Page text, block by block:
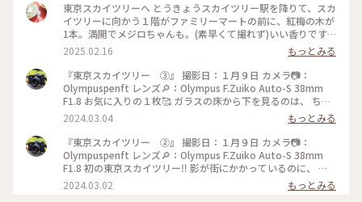
東京スカイツリーへ とうきょうスカイツリー駅を降りて、スカ
イツリーに向かう１階がファミリーマートの前に、紅梅の木が
1本。満開でメジロちゃんも。(素早くて撮れず)いい香りです。
久しぶりのスカイツリー、やはり下から撮りたくなりました。
#スカイツリー#ぽかぽか#紅梅#梅
2025.02.16
もっとみる
『東京スカイツリー ③』 撮影日：１月９日 カメラ📷：
Olympuspenft レンズ🔎：Olympus F.Zuiko Auto-S 38mm
F1.8 お気に入りの１枚🥰 ガラスの床から下を見るのは、 ちょ
っと怖かったけど、 面白かったです😆 #東京スカイツリー#こ
とりっぷ東京#フィルム#フィルム写真#Olympuspenft#ハーフ
カメラ#散歩フィルム
2024.03.04
もっとみる
『東京スカイツリー ②』 撮影日：１月９日 カメラ📷：
Olympuspenft レンズ🔎：Olympus F.Zuiko Auto-S 38mm
F1.8 初の東京スカイツリー‼️ 影が街にかかっているのに、 ビ
ックリしました。 景色も良くて、ぐるぐる回って眺めていまし
た😆😆 #東京スカイツリー#ことりっぷ東京#フィルム#フィル
2024.03.02 もっとみる